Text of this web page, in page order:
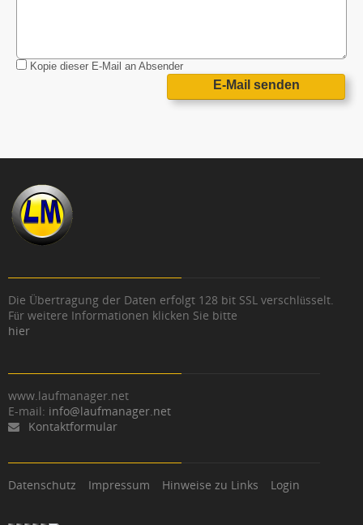
Kopie dieser E-Mail an Absender
E-Mail senden
Die Übertragung der Daten erfolgt 128 bit SSL verschlüsselt.
Für weitere Informationen klicken Sie bitte
hier
www.laufmanager.net
E-mail: info@laufmanager.net
Kontaktformular
Datenschutz Impressum Hinweise zu Links Login